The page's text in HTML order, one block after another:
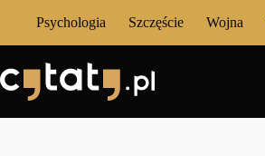
Psychologia Szczęście Wojna